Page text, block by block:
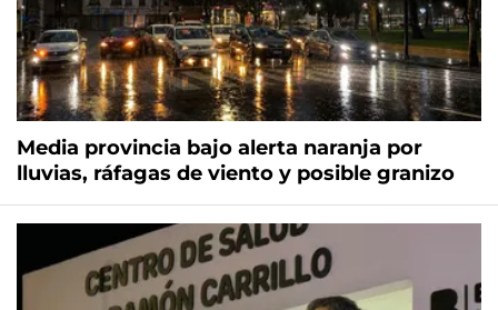
Media provincia bajo alerta naranja por
lluvias, ráfagas de viento y posible granizo